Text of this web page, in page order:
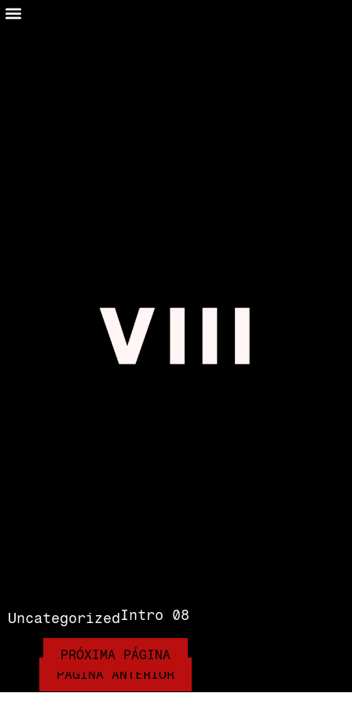
UncategorizedIntro 08
PÁGINA ANTERIOR
PRÓXIMA PÁGINA